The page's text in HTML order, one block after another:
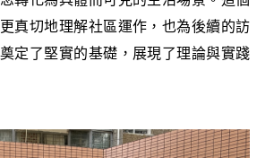
真切地理解社區運作，也為後續的訪
定了堅實的基礎，展現了理論與實踐